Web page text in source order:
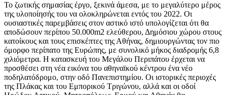
Το ζωτικής σημασίας έργο, ξεκινά άμεσα, με το μεγαλύτερο μέρος
της υλοποίησής του να ολοκληρώνεται εντός του 2022. Οι
ουσιαστικές παρεμβάσεις στον αστικό ιστό υπολογίζεται ότι θα
αποδώσουν περίπου 50.000m2 ελεύθερου, Δημόσιου χώρου στους
κατοίκους και τους επισκέπτες της Αθήνας, δημιουργώντας τον πιο
όμορφο περίπατο της Ευρώπης, με συνολικό μήκος διαδρομής 6,8
χιλιόμετρα. Η κατασκευή του Μεγάλου Περιπάτου έρχεται να
προσθέσει στη νέα εικόνα του αθηναϊκού κέντρου ένα νέο
ποδηλατόδρομο, στην οδό Πανεπιστημίου. Οι ιστορικές περιοχές
της Πλάκας και του Εμπορικού Τριγώνου, αλλά και οι οδοί